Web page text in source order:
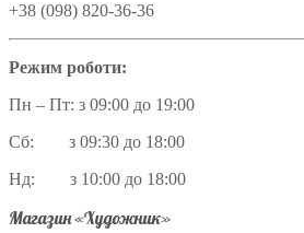
+38 (098) 820-36-36
Режим роботи:
Пн – Пт: з 09:00 до 19:00
Сб: з 09:30 до 18:00
Нд: з 10:00 до 18:00
Магазин «Художник»